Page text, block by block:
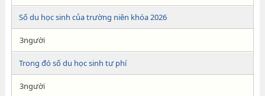
Số du học sinh của trường niên khóa 2026
3người
Trong đó số du học sinh tư phí
3người